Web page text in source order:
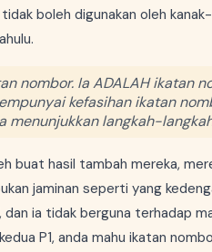
boleh digunakan oleh
nombor. Ia ADALAH ikatan
kefasihan ikatan
menunjukkan langkah-
buat hasil tambah mereka,
jaminan seperti yang
ia tidak berguna terhadap
P1, anda mahu ikatan